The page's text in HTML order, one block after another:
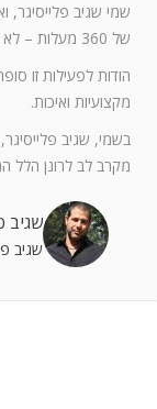
שמי שגיב פלייסיגר,
של 360 מעלות – לא רק יחסי ציבור אלא טיפול בכל המערכים השיווקיים של החברה.
הודות לפעילות זו
מקצועיות ואיכות.
בשמי, שגיב
מקרב לב לרונן הלל
שגיב
שגיב